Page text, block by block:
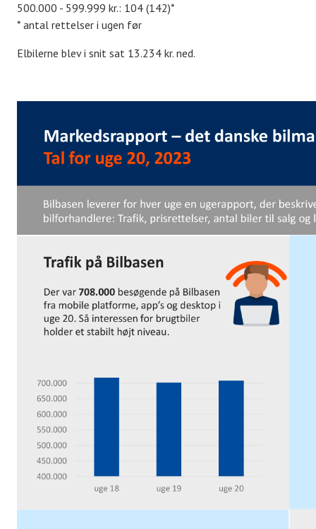
500.000 - 599.999 kr.: 104 (142)*
* antal rettelser i ugen før
Elbilerne blev i snit sat 13.234 kr. ned.